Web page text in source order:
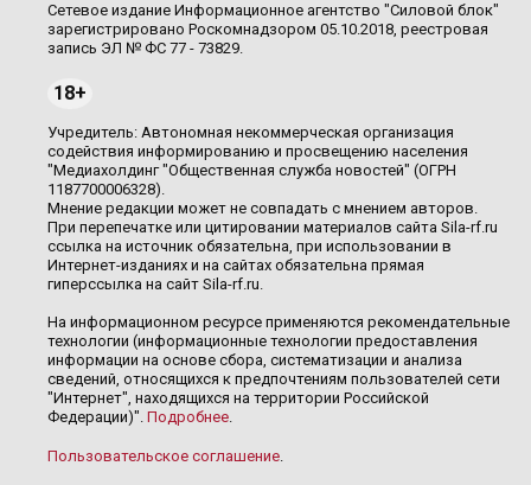
Сетевое издание Информационное агентство "Силовой блок"
зарегистрировано Роскомнадзором 05.10.2018, реестровая
запись ЭЛ № ФС 77 - 73829.
18+
Учредитель: Автономная некоммерческая организация
содействия информированию и просвещению населения
"Медиахолдинг "Общественная служба новостей" (ОГРН
1187700006328).
Мнение редакции может не совпадать с мнением авторов.
При перепечатке или цитировании материалов сайта Sila-rf.ru
ссылка на источник обязательна, при использовании в
Интернет-изданиях и на сайтах обязательна прямая
гиперссылка на сайт Sila-rf.ru.
На информационном ресурсе применяются рекомендательные
технологии (информационные технологии предоставления
информации на основе сбора, систематизации и анализа
сведений, относящихся к предпочтениям пользователей сети
"Интернет", находящихся на территории Российской
Федерации)". Подробнее.
Пользовательское соглашение.